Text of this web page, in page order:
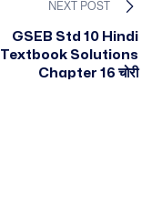
NEXT POST
GSEB Std 10 Hindi
Textbook Solutions
Chapter 16 चोरी